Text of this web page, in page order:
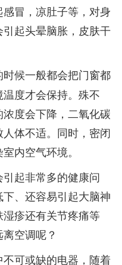
冒，凉肚子等，对身
起头晕脑胀，皮肤干
候一般都会把门窗都
度才会保持。殊不
度会下降，二氧化碳
体不适。同时，密闭
内空气环境。
起非常多的健康问
、还容易引起大脑神
疹还有关节疼痛等
空调呢？
可或缺的电器，随着